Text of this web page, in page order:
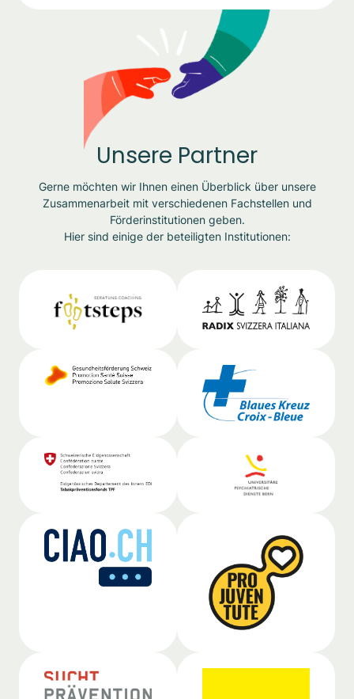
Unsere Partner
Gerne möchten wir Ihnen einen Überblick über unsere
Zusammenarbeit mit verschiedenen Fachstellen und
Förderinstitutionen geben.
Hier sind einige der beteiligten Institutionen: